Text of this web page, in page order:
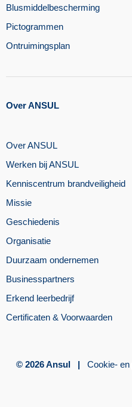
Blusmiddelbescherming
Pictogrammen
Ontruimingsplan
Over ANSUL
Over ANSUL
Werken bij ANSUL
Kenniscentrum brandveiligheid
Missie
Geschiedenis
Organisatie
Duurzaam ondernemen
Businesspartners
Erkend leerbedrijf
Certificaten & Voorwaarden
© 2026 Ansul | Cookie-